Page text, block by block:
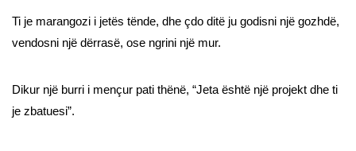
Ti je marangozi i jetës tënde, dhe çdo ditë ju godisni një gozhdë,
vendosni një dërrasë, ose ngrini një mur.
Dikur një burri i mençur pati thënë, “Jeta është një projekt dhe ti
je zbatuesi”.